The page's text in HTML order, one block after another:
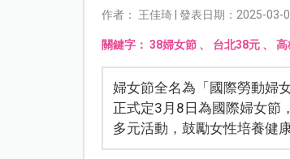
作者： 王佳琦 | 發表日期：2025-03-
關鍵字： 38婦女節、 台北38元、 高
婦女節全名為「國際勞動婦
正式定3月8日為國際婦女節
多元活動，鼓勵女性培養健